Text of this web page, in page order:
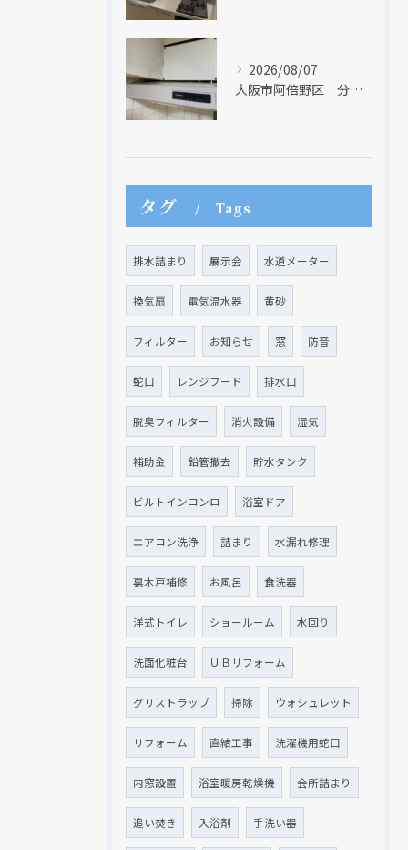
2026/08/07
大阪市阿倍野区 分譲マンションのレンジフード取替リフォーム工事 タカラスタンダード
タグ Tags
排水詰まり 展示会 水道メーター
換気扇 電気温水器 黄砂
フィルター お知らせ 窓 防音
蛇口 レンジフード 排水口
脱臭フィルター 消火設備 湿気
補助金 鉛管撤去 貯水タンク
ビルトインコンロ 浴室ドア
エアコン洗浄 詰まり 水漏れ修理
裏木戸補修 お風呂 食洗器
洋式トイレ ショールーム 水回り
洗面化粧台 ＵＢリフォーム
グリストラップ 掃除 ウォシュレット
リフォーム 直結工事 洗濯機用蛇口
内窓設置 浴室暖房乾燥機 会所詰まり
追い焚き 入浴剤 手洗い器
現在、新聞に入っている折込チラシです。
クリックでチラシのページにジャンプします
現在、新聞に入っている折込チラシです。
クリックでチラシのページにジャンプします